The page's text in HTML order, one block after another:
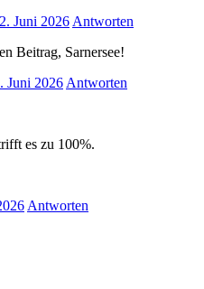
Juni 2026Antworten
Beitrag, Sarnersee!
Juni 2026Antworten
es zu 100%.
Antworten